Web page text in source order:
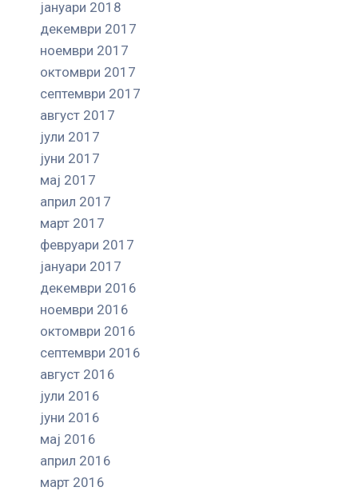
јануари 2018
декември 2017
ноември 2017
октомври 2017
септември 2017
август 2017
јули 2017
јуни 2017
мај 2017
април 2017
март 2017
февруари 2017
јануари 2017
декември 2016
ноември 2016
октомври 2016
септември 2016
август 2016
јули 2016
јуни 2016
мај 2016
април 2016
март 2016